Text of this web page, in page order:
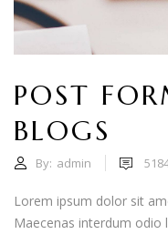
POST
BLOGS
By: admin
Lorem ipsum dolor sit
Maecenas interdum odio